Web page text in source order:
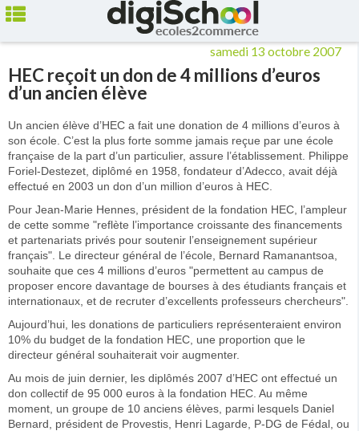
Ecoles de Commerce Liste des écoles
HEC reçoit un don de 4
millions d’euros d’un
ancien élève
samedi 13 octobre 2007
HEC reçoit un don de 4 millions d’euros
d’un ancien élève
Un ancien élève d’HEC a fait une donation de 4 millions d’euros à
son école. C’est la plus forte somme jamais reçue par une école
française de la part d’un particulier, assure l’établissement. Philippe
Foriel-Destezet, diplômé en 1958, fondateur d’Adecco, avait déjà
effectué en 2003 un don d’un million d’euros à HEC.
Pour Jean-Marie Hennes, président de la fondation HEC, l’ampleur
de cette somme "reflète l’importance croissante des financements
et partenariats privés pour soutenir l’enseignement supérieur
français". Le directeur général de l’école, Bernard Ramanantsoa,
souhaite que ces 4 millions d’euros "permettent au campus de
proposer encore davantage de bourses à des étudiants français et
internationaux, et de recruter d’excellents professeurs chercheurs".
Aujourd’hui, les donations de particuliers représenteraient environ
10% du budget de la fondation HEC, une proportion que le
directeur général souhaiterait voir augmenter.
Au mois de juin dernier, les diplômés 2007 d’HEC ont effectué un
don collectif de 95 000 euros à la fondation HEC. Au même
moment, un groupe de 10 anciens élèves, parmi lesquels Daniel
Bernard, président de Provestis, Henri Lagarde, P-DG de Fédal, ou